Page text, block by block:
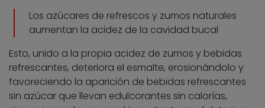
Los azúcares de refrescos y zumos naturales
aumentan la acidez de la cavidad bucal
Esto, unido a la propia acidez de zumos y bebidas
refrescantes, deteriora el esmalte, erosionándolo y
favoreciendo la aparición de bebidas refrescantes
sin azúcar que llevan edulcorantes sin calorías,